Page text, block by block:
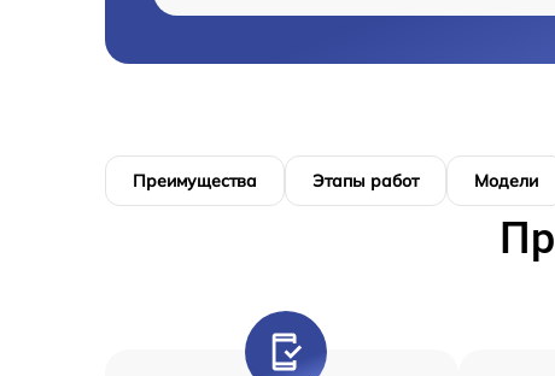
Преимущества Этапы работ Модели